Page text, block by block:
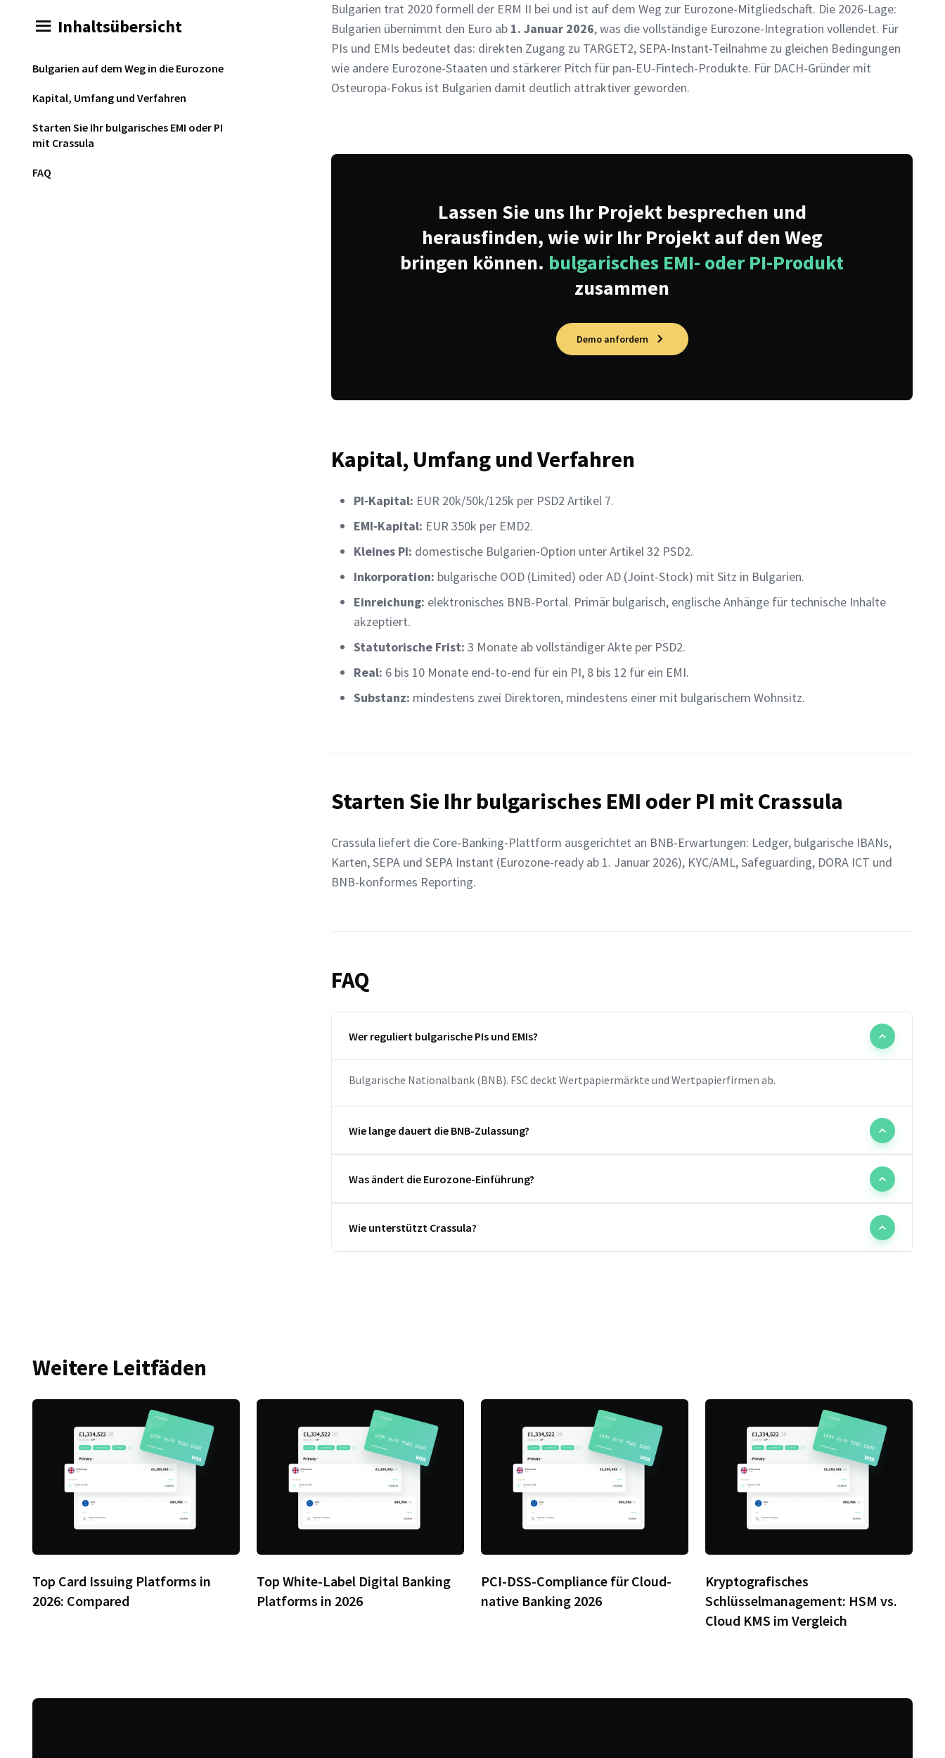
Inhaltsübersicht
Bulgarien auf dem Weg in die Eurozone
Kapital, Umfang und Verfahren
Starten Sie Ihr bulgarisches EMI oder PI
mit Crassula
FAQ
Bulgarien trat 2020 formell der ERM II bei und ist auf dem Weg zur Eurozone-Mitgliedschaft. Die 2026-Lage:
Bulgarien übernimmt den Euro ab 1. Januar 2026, was die vollständige Eurozone-Integration vollendet. Für
PIs und EMIs bedeutet das: direkten Zugang zu TARGET2, SEPA-Instant-Teilnahme zu gleichen Bedingungen
wie andere Eurozone-Staaten und stärkerer Pitch für pan-EU-Fintech-Produkte. Für DACH-Gründer mit
Osteuropa-Fokus ist Bulgarien damit deutlich attraktiver geworden.
Lassen Sie uns Ihr Projekt besprechen und
herausfinden, wie wir Ihr Projekt auf den Weg
bringen können. bulgarisches EMI- oder PI-Produkt
zusammen
Demo anfordern
Kapital, Umfang und Verfahren
PI-Kapital: EUR 20k/50k/125k per PSD2 Artikel 7.
EMI-Kapital: EUR 350k per EMD2.
Kleines PI: domestische Bulgarien-Option unter Artikel 32 PSD2.
Inkorporation: bulgarische OOD (Limited) oder AD (Joint-Stock) mit Sitz in Bulgarien.
Einreichung: elektronisches BNB-Portal. Primär bulgarisch, englische Anhänge für technische Inhalte
akzeptiert.
Statutorische Frist: 3 Monate ab vollständiger Akte per PSD2.
Real: 6 bis 10 Monate end-to-end für ein PI, 8 bis 12 für ein EMI.
Substanz: mindestens zwei Direktoren, mindestens einer mit bulgarischem Wohnsitz.
Starten Sie Ihr bulgarisches EMI oder PI mit Crassula
Crassula liefert die Core-Banking-Plattform ausgerichtet an BNB-Erwartungen: Ledger, bulgarische IBANs,
Karten, SEPA und SEPA Instant (Eurozone-ready ab 1. Januar 2026), KYC/AML, Safeguarding, DORA ICT und
BNB-konformes Reporting.
FAQ
Wer reguliert bulgarische PIs und EMIs?
Bulgarische Nationalbank (BNB). FSC deckt Wertpapiermärkte und Wertpapierfirmen ab.
Wie lange dauert die BNB-Zulassung?
Was ändert die Eurozone-Einführung?
Wie unterstützt Crassula?
Weitere Leitfäden
Top Card Issuing Platforms in
2026: Compared
Top White-Label Digital Banking
Platforms in 2026
PCI-DSS-Compliance für Cloud-
native Banking 2026
Kryptografisches
Schlüsselmanagement: HSM vs.
Cloud KMS im Vergleich